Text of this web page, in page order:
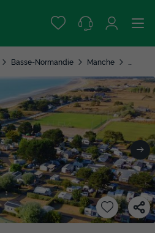
Basse-Normandie Manche